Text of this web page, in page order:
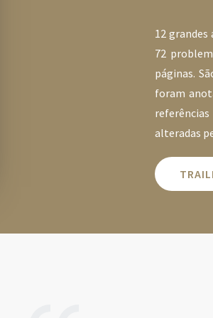
12
72
páginas.
foram
alteradas